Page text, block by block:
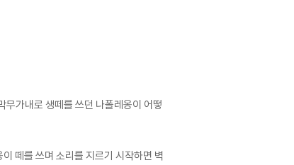
무가내로 생떼를 쓰던 나폴레옹이 어떻
떼를 쓰며 소리를 지르기 시작하면 벽